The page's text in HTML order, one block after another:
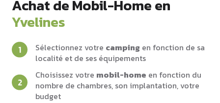
Achat de Mobil-Home en
Yvelines
Sélectionnez votre camping en fonction de sa
localité et de ses équipements
Choisissez votre mobil-home en fonction du
nombre de chambres, son implantation, votre
budget